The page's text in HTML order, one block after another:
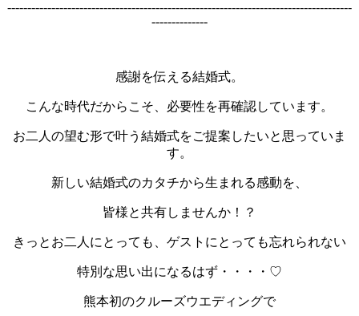
--------------------------------------------------------------------------------------
--------------
感謝を伝える結婚式。
こんな時代だからこそ、必要性を再確認しています。
お二人の望む形で叶う結婚式をご提案したいと思っていま
す。
新しい結婚式のカタチから生まれる感動を、
皆様と共有しませんか！？
きっとお二人にとっても、ゲストにとっても忘れられない
特別な思い出になるはず・・・・♡
熊本初のクルーズウエディングで